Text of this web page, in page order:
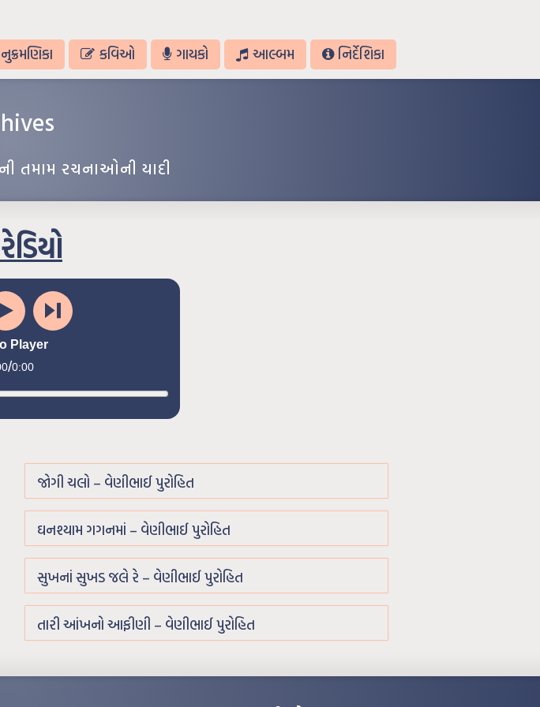
કવિઓ ગાયકો આલ્બમ નિર્દેશિકા
તમામ રચનાઓની યાદી
Player
/0:00
જોગી ચલો – વેણીભાઈ પુરોહિત
ઘનશ્યામ ગગનમાં – વેણીભાઈ પુરોહિત
સુખનાં સુખડ જલે રે – વેણીભાઈ પુરોહિત
તારી આંખનો આફીણી – વેણીભાઈ પુરોહિત